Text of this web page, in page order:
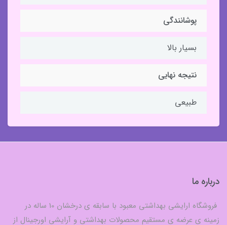
پوشانندگی
بسیار بالا
نتیجه نهایی
طبیعی
درباره ما
فروشگاه ارایشی بهداشتی معبود با سابقه ی درخشان 10 ساله در
زمینه ی عرضه ی مستقیم محصولات بهداشتی و آرایشی اورجینال از